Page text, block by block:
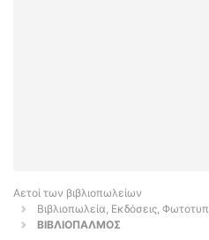
Αετοί των βιβλιοπωλείων
Βιβλιοπωλεία, Εκδόσεις,
ΒΙΒΛΙΟΠΑΛΜΟΣ